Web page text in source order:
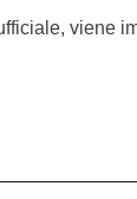
viene